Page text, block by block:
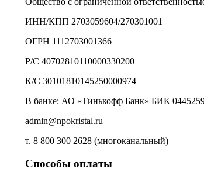
ИНН/КПП 2703059604/270301001
ОГРН 1112703001366
Р/С 40702810110000330200
К/С 30101810145250000974
В банке: АО «Тинькофф Банк» БИК
admin@npokristal.ru
т. 8 800 300 2628 (многоканальный)
Способы оплаты